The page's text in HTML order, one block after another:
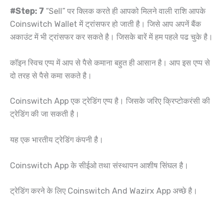
#Step: 7 “Sell” पर क्लिक करते ही आपको मिलने वाली राशि आपके
Coinswitch Wallet में ट्रांसफर हो जाती है। जिसे आप अपनें बैंक
अकाउंट में भी ट्रांसफर कर सकते है। जिसके बारें में हम पहले पढ चुके है।
कॉइन स्विच एप्प में आप से पैसे कमाना बहुत ही आसान है। आप इस एप्प से
दो तरह से पैसे कमा सकते है।
Coinswitch App एक ट्रेडिंग एप्प है। जिसके जरिए क्रिप्टोकरंसी की
ट्रेडिंग की जा सकती है।
यह एक भारतीय ट्रेडिंग कंपनी है।
Coinswitch App के सीईओ तथा संस्थापन आशीष सिंघल है।
ट्रेडिंग करने के लिए Coinswitch And Wazirx App अच्छे है।